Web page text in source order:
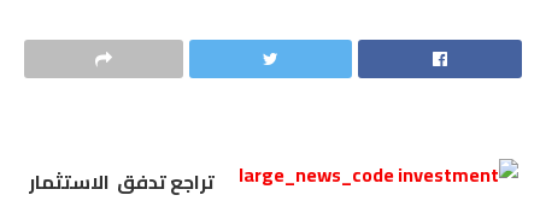
تراجع تدفق الاستثمار